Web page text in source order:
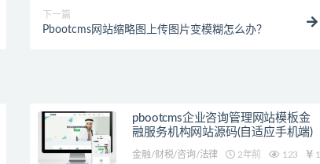
下一篇
Pbootcms网站缩略图上传图片变模糊怎么办？
pbootcms企业咨询管理网站模板金
融服务机构网站源码(自适应手机端)
金融/财税/咨询/法律 2年前 123